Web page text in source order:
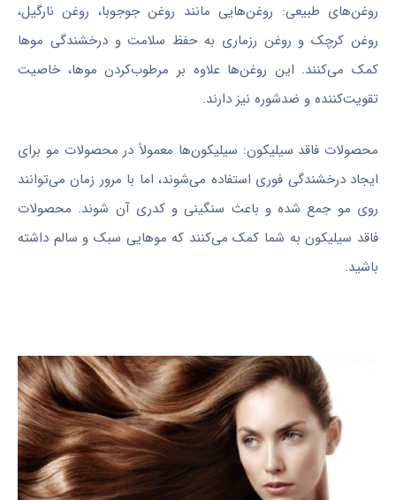
روغن‌های طبیعی: روغن‌هایی مانند روغن جوجوبا، روغن نارگیل،
روغن کرچک و روغن رزماری به حفظ سلامت و درخشندگی موها
کمک می‌کنند. این روغن‌ها علاوه بر مرطوب‌کردن موها، خاصیت
تقویت‌کننده و ضدشوره نیز دارند.
محصولات فاقد سیلیکون: سیلیکون‌ها معمولاً در محصولات مو برای
ایجاد درخشندگی فوری استفاده می‌شوند، اما با مرور زمان می‌توانند
روی مو جمع شده و باعث سنگینی و کدری آن شوند. محصولات
فاقد سیلیکون به شما کمک می‌کنند که موهایی سبک و سالم داشته
باشید.